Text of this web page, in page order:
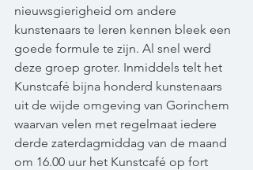
nieuwsgierigheid om andere
kunstenaars te leren kennen bleek een
goede formule te zijn. Al snel werd
deze groep groter. Inmiddels telt het
Kunstcafé bijna honderd kunstenaars
uit de wijde omgeving van Gorinchem
waarvan velen met regelmaat iedere
derde zaterdagmiddag van de maand
om 16.00 uur het Kunstcafé op fort